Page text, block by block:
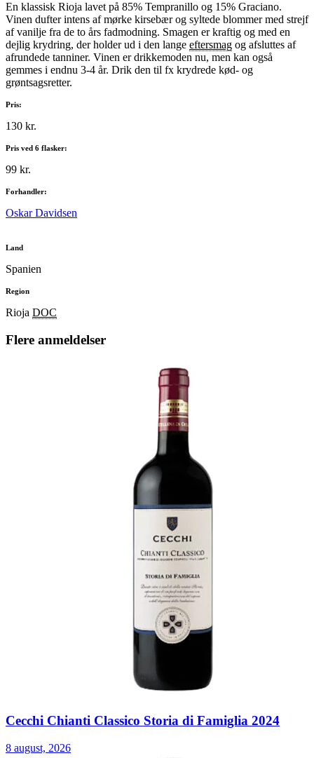
En klassisk Rioja lavet på 85% Tempranillo og 15% Graciano.
Vinen dufter intens af mørke kirsebær og syltede blommer med strejf
af vanilje fra de to års fadmodning. Smagen er kraftig og med en
dejlig krydring, der holder ud i den lange eftersmag og afsluttes af
afrundede tanniner. Vinen er drikkemoden nu, men kan også
gemmes i endnu 3-4 år. Drik den til fx krydrede kød- og
grøntsagsretter.
Pris:
130 kr.
Pris ved 6 flasker:
99 kr.
Forhandler:
Oskar Davidsen
Land
Spanien
Region
Rioja DOC
Flere anmeldelser
Cecchi Chianti Classico Storia di Famiglia 2024
8 august, 2026